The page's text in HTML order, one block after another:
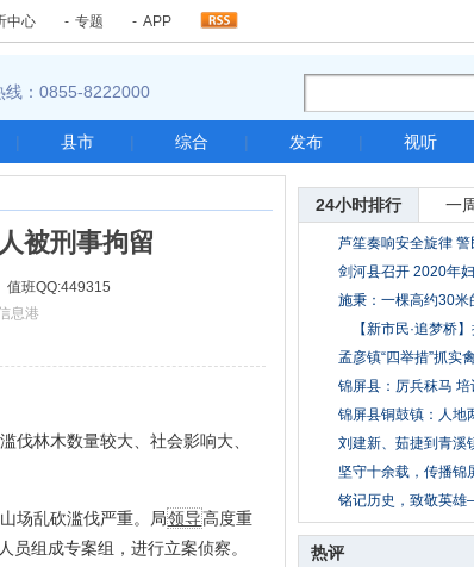
中心 - 专题 - APP
线：0855-8222000
| 县市 | 综合 | 发布 | 视听
24小时排行 一
芦笙奏响安全旋律
剑河县召开 2020年
议
施秉：一棵高约30米
怕……
【新市民·追梦桥】
孟彦镇“四举措”抓实
锦屏县：厉兵秣马 培
锦屏县铜鼓镇：人地
刘建新、茹捷到青溪
坚守十余载，传播锦
赞！
铭记历史，致敬英
热评
被刑事拘留
班QQ:449315
息港
伐林木数量较大、社会影响大、
场乱砍滥伐严重。局领导高度重
组成专案组，进行立案侦察。